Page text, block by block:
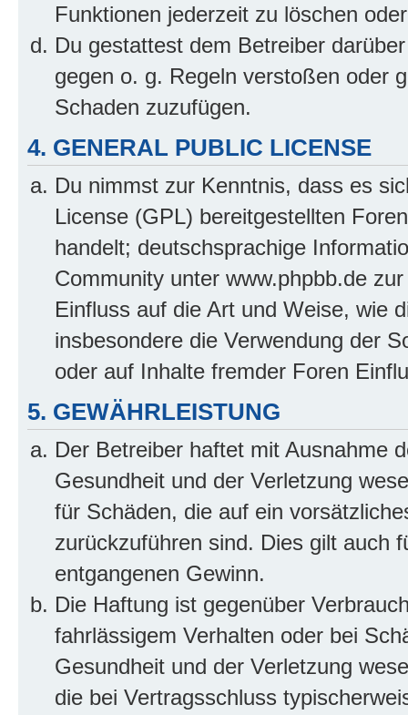
Funktionen jederzeit zu löschen
Du gestattest dem Betreiber
gegen o. g. Regeln verstoßen oder
Schaden zuzufügen.
4. GENERAL PUBLIC LICENSE
Du nimmst zur Kenntnis, dass es
License (GPL) bereitgestellten
handelt; deutschsprachige
Community unter www.phpbb.de
Einfluss auf die Art und Weise, wie
insbesondere die Verwendung der
oder auf Inhalte fremder Foren
5. GEWÄHRLEISTUNG
Der Betreiber haftet mit Ausnahme
Gesundheit und der Verletzung
für Schäden, die auf ein
zurückzuführen sind. Dies gilt auch
entgangenen Gewinn.
Die Haftung ist gegenüber
fahrlässigem Verhalten oder bei
Gesundheit und der Verletzung
die bei Vertragsschluss